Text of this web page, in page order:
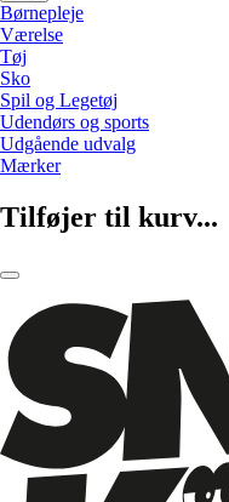
Børnepleje
Værelse
Tøj
Sko
Spil og Legetøj
Udendørs og sports
Udgående udvalg
Mærker
Tilføjer til kurv...